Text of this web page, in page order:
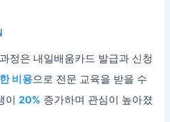
정은 내일배움카드 발급과 신청
비용으로 전문 교육을 받을 수
이20% 증가하며 관심이 높아졌